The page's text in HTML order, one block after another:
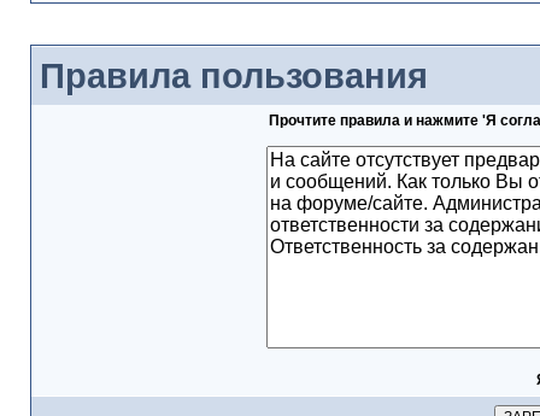
Правила пользования
Прочтите правила и нажмите 'Я